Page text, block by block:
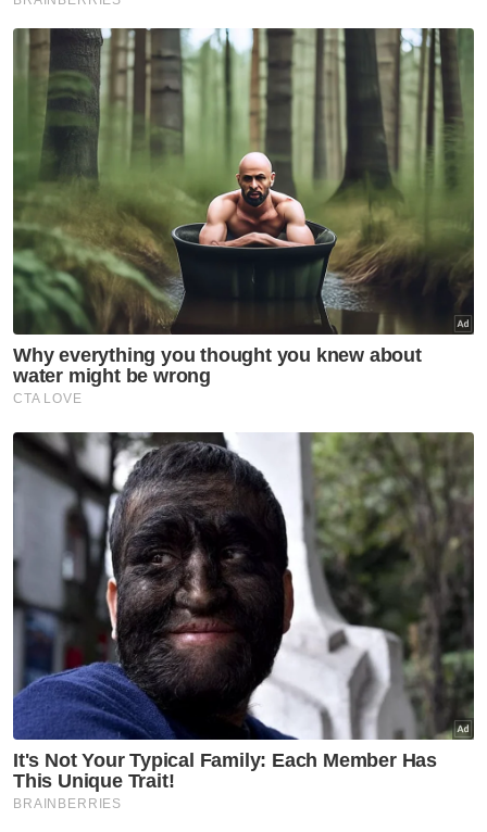
Papagomo
Permohonan Maaf
Razarudin Husain
Saman
Hina Mahkamah
Berita Paling Hangat
Artikel Disyorkan
Semasa
Jerebu: Lapan kawasan di
Sarawak, Johan Setia di
Selangor catat IPU tidak sihat
Semasa
Dua remaja ditahan, motosikal
guna nombor pendaftaran
palsu milik kereta BMW